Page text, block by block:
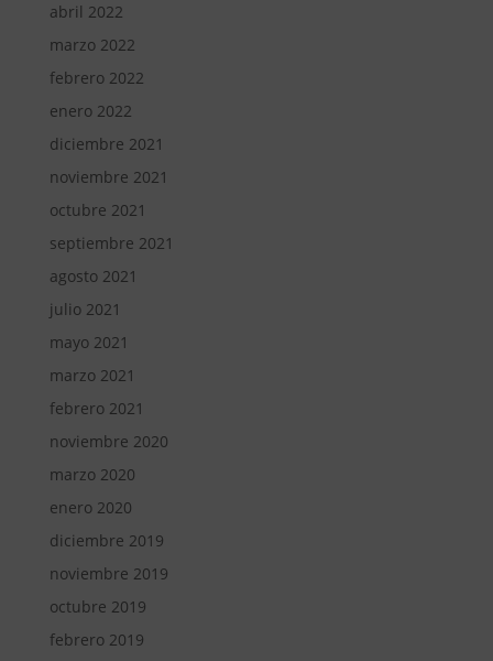
abril 2022
marzo 2022
febrero 2022
enero 2022
diciembre 2021
noviembre 2021
octubre 2021
septiembre 2021
agosto 2021
julio 2021
mayo 2021
marzo 2021
febrero 2021
noviembre 2020
marzo 2020
enero 2020
diciembre 2019
noviembre 2019
octubre 2019
febrero 2019